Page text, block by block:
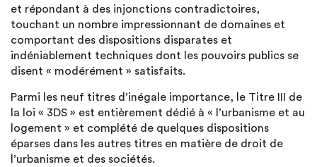
et répondant à des injonctions contradictoires,
touchant un nombre impressionnant de domaines et
comportant des dispositions disparates et
indéniablement techniques dont les pouvoirs publics se
disent « modérément » satisfaits.
Parmi les neuf titres d’inégale importance, le Titre III de
la loi « 3DS » est entièrement dédié à « l’urbanisme et au
logement » et complété de quelques dispositions
éparses dans les autres titres en matière de droit de
l’urbanisme et des sociétés.